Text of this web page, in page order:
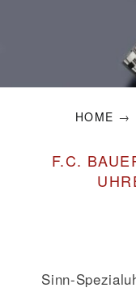
HOME →
F.C.
Sinn-